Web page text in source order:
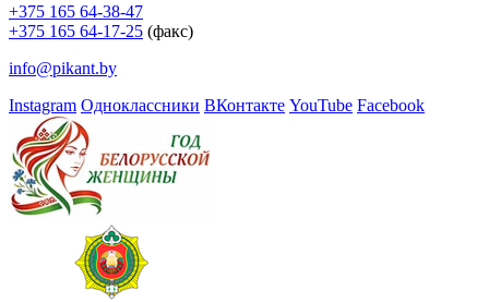
+375 165 64-38-47
+375 165 64-17-25 (факс)
info@pikant.by
Instagram Одноклассники ВКонтакте YouTube Facebook